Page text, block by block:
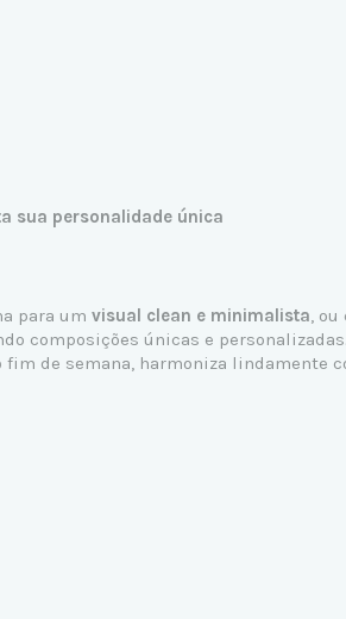
sua personalidade única
para um visual clean e minimalista,
composições únicas e
de semana, harmoniza lindamente